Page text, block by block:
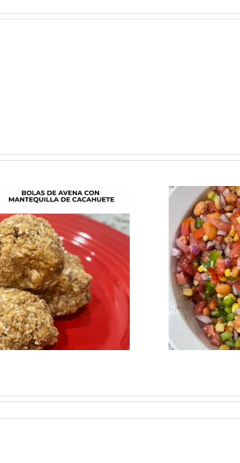
sabrosa y
para el
Receta de
de elote
negros